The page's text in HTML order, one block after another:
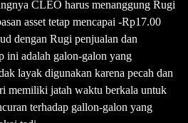
CLEO harus menanggung Rugi
asset tetap mencapai -Rp17.00
dengan Rugi penjualan dan
ini adalah galon-galon yang
layak digunakan karena pecah dan
memiliki jatah waktu berkala untuk
terhadap gallon-galon yang